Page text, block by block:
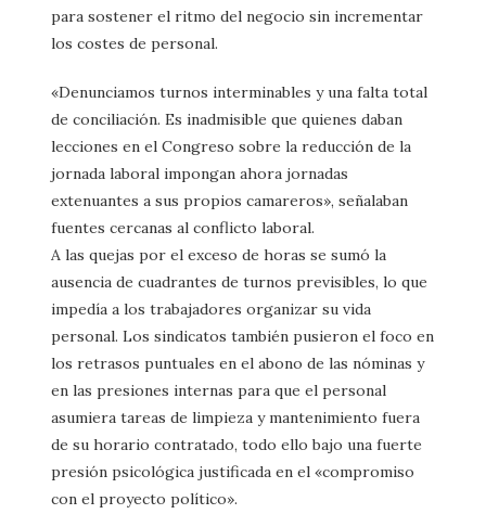
para sostener el ritmo del negocio sin incrementar
los costes de personal.
«Denunciamos turnos interminables y una falta total
de conciliación. Es inadmisible que quienes daban
lecciones en el Congreso sobre la reducción de la
jornada laboral impongan ahora jornadas
extenuantes a sus propios camareros», señalaban
fuentes cercanas al conflicto laboral.
A las quejas por el exceso de horas se sumó la
ausencia de cuadrantes de turnos previsibles, lo que
impedía a los trabajadores organizar su vida
personal. Los sindicatos también pusieron el foco en
los retrasos puntuales en el abono de las nóminas y
en las presiones internas para que el personal
asumiera tareas de limpieza y mantenimiento fuera
de su horario contratado, todo ello bajo una fuerte
presión psicológica justificada en el «compromiso
con el proyecto político».